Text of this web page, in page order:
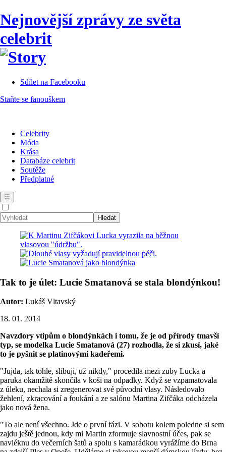
Nejnovější zprávy ze světa
celebrit
Sdílet na Facebooku
Staňte se fanouškem
Celebrity
Móda
Krása
Databáze celebrit
Soutěže
Předplatné
☰
Tak to je úlet: Lucie Smatanová se stala blondýnkou!
Autor: Lukáš Vltavský
18. 01. 2014
Navzdory vtipům o blondýnkách i tomu, že je od přírody tmavší
typ, se modelka Lucie Smatanová (27) rozhodla, že si zkusí, jaké
to je pyšnit se platinovými kadeřemi.
"Jujda, tak tohle, slibuji, už nikdy," procedila mezi zuby Lucka a
paruka okamžitě skončila v koši na odpadky. Když se vzpamatovala
z úleku, nechala si zregenerovat své původní vlasy. Následovalo
žehlení, zkracování a foukání a ze salónu Martina Zifčáka odcházela
jako nová žena.
"To ale není všechno. Jde o první fázi. V sobotu kolem poledne si sem
zajdu ještě jednou, kdy mi Martin zformuje slavnostní účes, pak se
navléknu do večerních šatů a spolu s kamarádkou vyrážíme do Brna